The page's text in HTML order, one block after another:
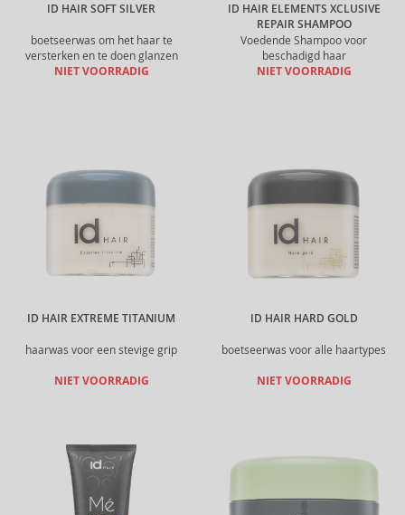
ID HAIR SOFT SILVER
boetseerwas om het haar te
versterken en te doen glanzen
NIET VOORRADIG
ID HAIR ELEMENTS XCLUSIVE
REPAIR SHAMPOO
Voedende Shampoo voor
beschadigd haar
NIET VOORRADIG
ID HAIR EXTREME TITANIUM
haarwas voor een stevige grip
NIET VOORRADIG
ID HAIR HARD GOLD
boetseerwas voor alle haartypes
NIET VOORRADIG